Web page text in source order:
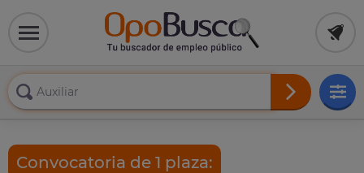
Convocatoria de 1 plaza: